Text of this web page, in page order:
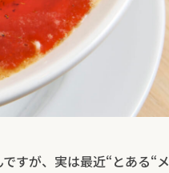
すが、実は最近“とある“メ